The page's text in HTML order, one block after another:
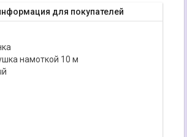
для покупателей
намоткой 10 м